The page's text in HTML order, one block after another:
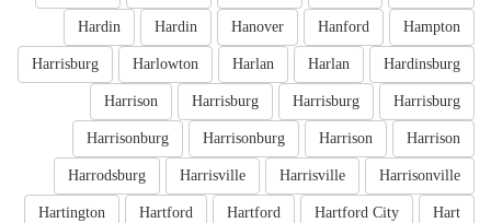
Hampton
Hanford
Hanover
Hardin
Hardin
Hardinsburg
Harlan
Harlan
Harlowton
Harrisburg
Harrisburg
Harrisburg
Harrisburg
Harrison
Harrison
Harrison
Harrisonburg
Harrisonburg
Harrisonville
Harrisville
Harrisville
Harrodsburg
Hart
Hartford City
Hartford
Hartford
Hartington